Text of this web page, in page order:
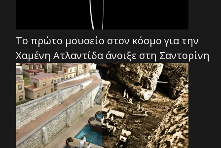
Το πρώτο μουσείο στον κόσμο για την
Χαμένη Ατλαντίδα άνοιξε στη Σαντορίνη